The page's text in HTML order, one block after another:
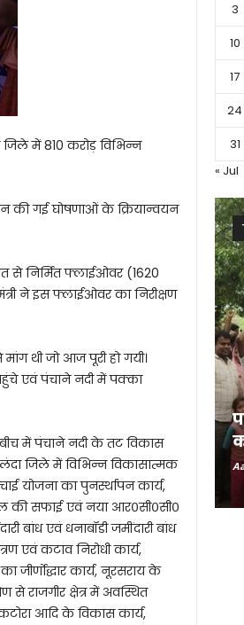
जिले में 810 करोड़ विभिन्न
की गई घोषणाओं के क्रियान्वयन
से निर्मित फ्लाईओवर (1620
ने इस फ्लाईओवर का निरीक्षण
थी जो आज पूरी हो गयी।
एवं पंचाने नदी में पक्का
में पंचाने नदी के तट विकास
जिले में विभिन्न विकासात्मक
योजना का पुनर्स्थापन कार्य,
की सफाई एवं नया आर०सी०सी०
बांध एवं धनाबॉडी जमींदारी बांध
एवं कटाव निरोधी कार्य,
जीर्णोद्धार कार्य, नूरसराय के
राजगीर क्षेत्र में अवस्थित
आदि के विकास कार्य,
3
10
17
24
31
« Jul